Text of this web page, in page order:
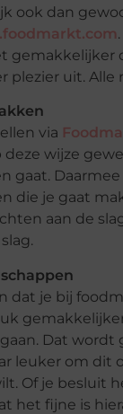
ook dan
gemakkelijker
plezier uit.
via
wijze
gaat.
die je gaat
aan de
dat je bij
Dat wordt
leuker om dit
Of je besluit
het fijne is